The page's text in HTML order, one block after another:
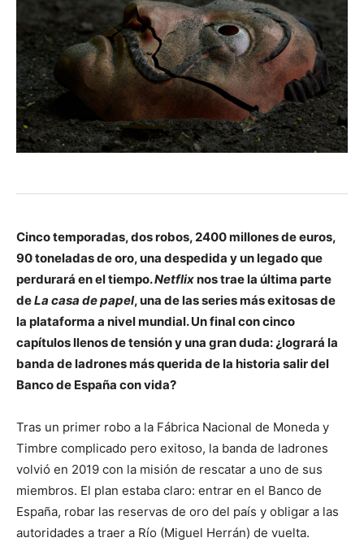
Cinco temporadas, dos robos, 2400 millones de euros,
90 toneladas de oro, una despedida y un legado que
perdurará en el tiempo.Netflixnos trae la última parte
deLa casa de papel, una de las series más exitosas de
la plataforma a nivel mundial. Un final con cinco
capítulos llenos de tensión y una gran duda: ¿logrará la
banda de ladrones más querida de la historia salir del
Banco de España con vida?
Tras un primer robo a la Fábrica Nacional de Moneda y
Timbre complicado pero exitoso, la banda de ladrones
volvió en 2019 con la misión de rescatar a uno de sus
miembros. El plan estaba claro: entrar en el Banco de
España, robar las reservas de oro del país y obligar a las
autoridades a traer a Río (Miguel Herrán) de vuelta.